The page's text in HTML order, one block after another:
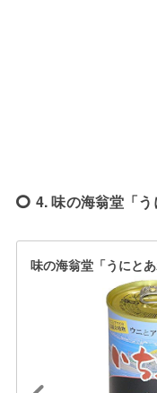
4. 味の海翁堂「う
味の海翁堂「うにと